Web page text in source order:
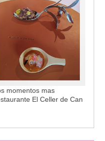
momentos mas
El Celler de Can